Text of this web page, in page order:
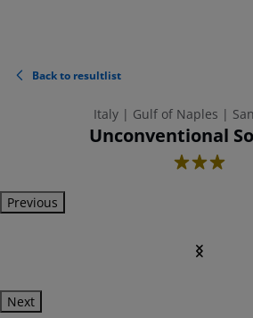
Back to resultlist
Italy | Gulf of Naples |
Unconventional
3
Previous
Next